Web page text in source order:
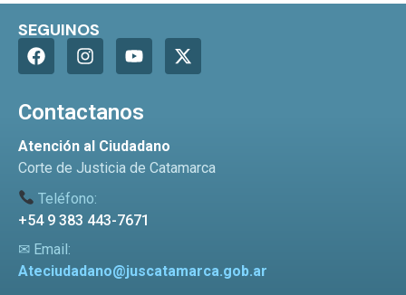
SEGUINOS
Contactanos
Atención al Ciudadano
Corte de Justicia de Catamarca
Teléfono:
+54 9 383 443-7671
✉ Email:
Ateciudadano@juscatamarca.gob.ar